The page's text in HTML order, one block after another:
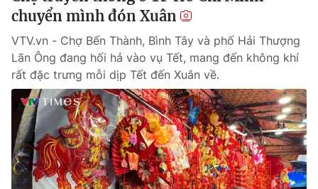
chuyển mình đón Xuân
VTV.vn - Chợ Bến Thành, Bình Tây và phố Hải Thượng
Lãn Ông đang hối hả vào vụ Tết, mang đến không khí
rất đặc trưng mỗi dịp Tết đến Xuân về.